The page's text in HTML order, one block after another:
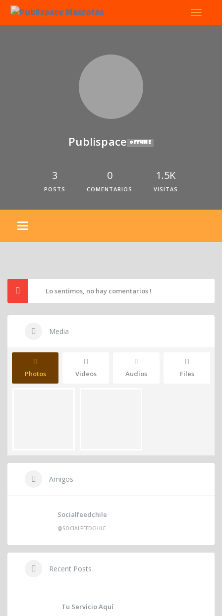
Publispace OFFLINE
3
POSTS
0
COMENTARIOS
1.5K
VISITAS
Lo sentimos, no hay comentarios !
Media
Photos Videos Audios Files
Amigos
Socialfeedchile
@SOCIALFEEDCHILE
Recent Posts
Tu Servicio Aquí